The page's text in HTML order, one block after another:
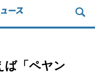
ば「ペヤン